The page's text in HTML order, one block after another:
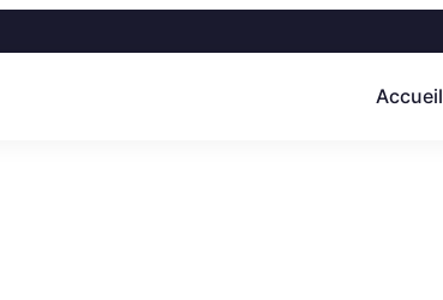
Accueil